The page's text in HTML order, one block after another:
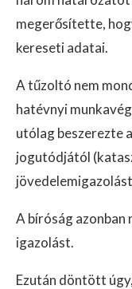
megerősítette,
kereseti adatai.
A tűzoltó nem
hatévnyi
utólag beszerezte
jogutódjától
A bíróság azonban
igazolást.
Ezután döntött